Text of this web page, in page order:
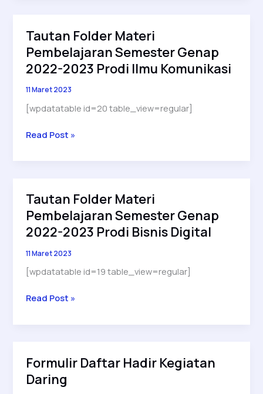
Genap
2022-
2023
Informatika
Tautan Folder Materi
Pembelajaran Semester Genap
2022-2023 Prodi Ilmu Komunikasi
11 Maret 2023
[wpdatatable id=20 table_view=regular]
Tautan
Genap
2022-
2023
Ilmu
Komunikasi
Read Post »
Tautan Folder Materi
Pembelajaran Semester Genap
2022-2023 Prodi Bisnis Digital
11 Maret 2023
[wpdatatable id=19 table_view=regular]
Tautan
Genap
2022-
Read Post »
Formulir Daftar Hadir Kegiatan
Daring